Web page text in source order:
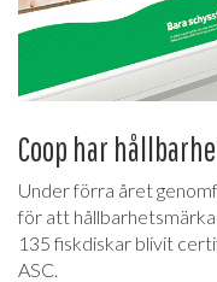
Coop har
Under förra året
för att hållbarhetsmärka
135 fiskdiskar blivit
ASC.